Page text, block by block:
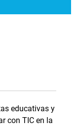
educativas y
con TIC en la